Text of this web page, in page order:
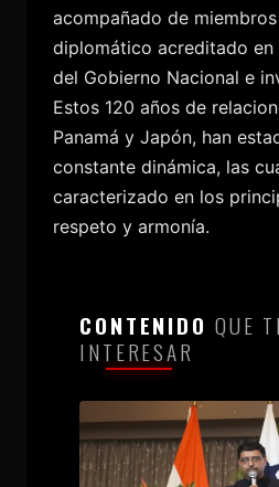
acompañado de
diplomático acreditado en
del Gobierno Nacional e
Estos 120 años de
Panamá y Japón, han
constante dinámica, las
caracterizado en los
respeto y armonía.
CONTENIDO QUE
INTERESAR